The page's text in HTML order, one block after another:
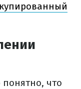
понятно, что